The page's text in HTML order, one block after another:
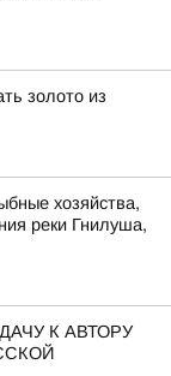
золото из
хозяйства,
реки Гнилуша,
ДАЧУ К АВТОРУ